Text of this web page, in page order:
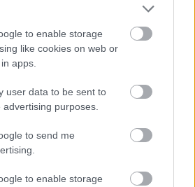
to enable storage
like cookies on web or
apps.
user data to be sent to
purposes.
to send me
to enable storage
United
2026-08-15 18:00